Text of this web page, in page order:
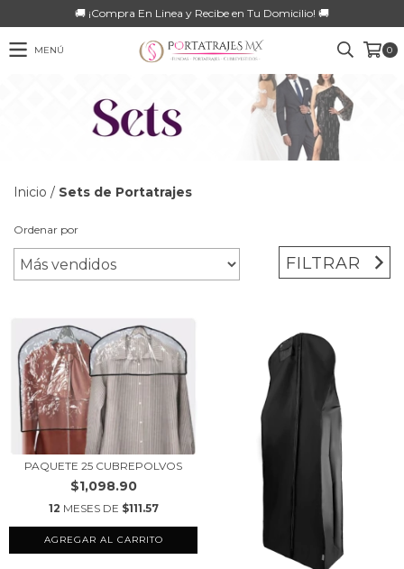
🚚 ¡Compra En Linea y Recibe en Tu Domicilio! 🚚
MENÚ 0
Inicio / Sets de Portatrajes
Ordenar por
FILTRAR
PAQUETE 25 CUBREPOLVOS
$1,098.90
12 MESES DE $111.57
AGREGAR AL CARRITO